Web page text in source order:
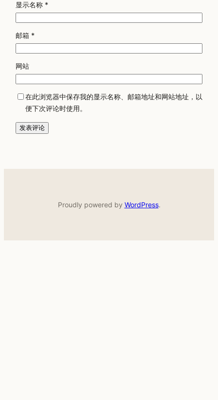
显示名称 *
邮箱 *
网站
在此浏览器中保存我的显示名称、邮箱地址和网站地址，以
便下次评论时使用。
Proudly powered by WordPress.